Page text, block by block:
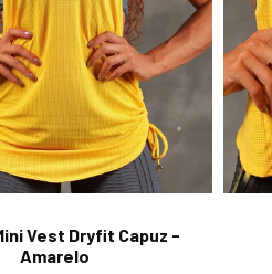
Vest Dryfit Capuz -
Amarelo